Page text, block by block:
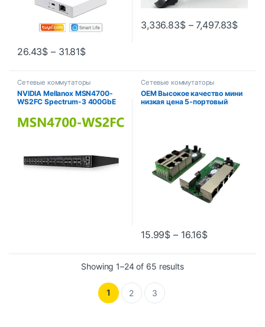
26.43$ – 31.81$
3,336.83$–7,497.83$
Сетевые коммутаторы
NVIDIA Mellanox MSN4700-
WS2FC Spectrum-3 400GbE
Ethernet Система Cumulus
Linux 32x400GbE QSFPDD
Сетевые коммутаторы
OEM Высокое качество мини
низкая цена 5-портовый
15.99$ – 16.16$
Showing 1–24 of 65 results
1 2 3